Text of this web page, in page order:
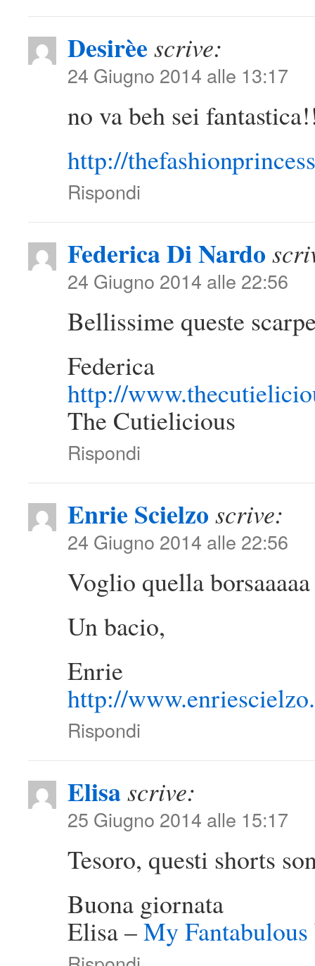
Desirèe scrive:
24 Giugno 2014 alle 13:17
no va beh sei
http://
Rispondi
Federica Di Nardo
24 Giugno 2014 alle 22:56
Bellissime queste
Federica
http://
The Cutielicious
Rispondi
Enrie Scielzo scrive:
24 Giugno 2014 alle 22:56
Voglio quella
Un bacio,
Enrie
http://
Rispondi
Elisascrive:
25 Giugno 2014 alle 15:17
Tesoro, questi shorts
Buona giornata
Elisa –My